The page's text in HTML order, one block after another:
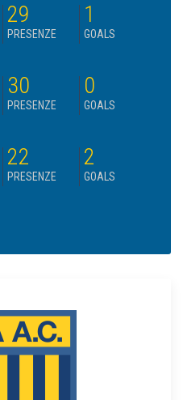
29
PRESENZE
1
GOALS
30
PRESENZE
0
GOALS
22
PRESENZE
2
GOALS